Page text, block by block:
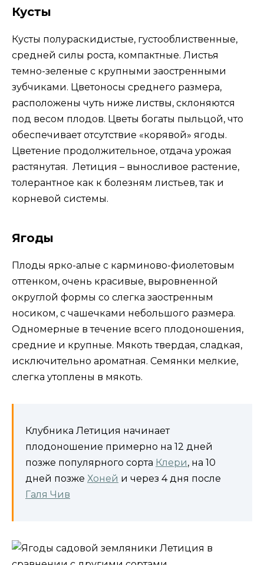
Кусты
Кусты полураскидистые, густооблиственные,
средней силы роста, компактные. Листья
темно-зеленые с крупными заостренными
зубчиками. Цветоносы среднего размера,
расположены чуть ниже листвы, склоняются
под весом плодов. Цветы богаты пыльцой, что
обеспечивает отсутствие «корявой» ягоды.
Цветение продолжительное, отдача урожая
растянутая. Летиция – выносливое растение,
толерантное как к болезням листьев, так и
корневой системы.
Ягоды
Плоды ярко-алые с карминово-фиолетовым
оттенком, очень красивые, выровненной
округлой формы со слегка заостренным
носиком, с чашечками небольшого размера.
Одномерные в течение всего плодоношения,
средние и крупные. Мякоть твердая, сладкая,
исключительно ароматная. Семянки мелкие,
слегка утоплены в мякоть.
Клубника Летиция начинает
плодоношение примерно на 12 дней
позже популярного сорта Клери, на 10
дней позже Хоней и через 4 дня после
Галя Чив